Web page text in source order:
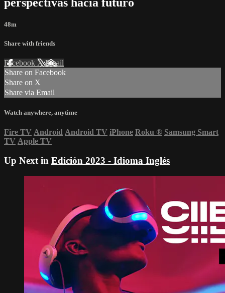
48m
Share with friends
Facebook XEmail
Share on Facebook
Share on X
Share via Email
Watch anywhere, anytime
Fire TV Android Android TV iPhone Roku ® Samsung Smart
TV Apple TV
Up Next in Edición 2023 - Idioma Inglés